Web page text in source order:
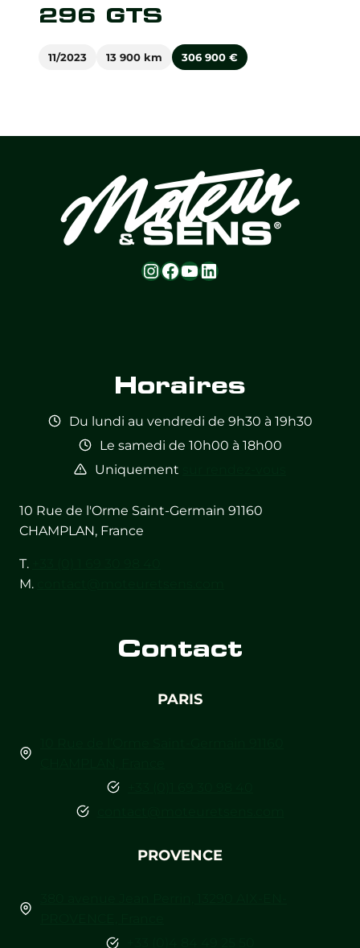
296 GTS
11/2023 13 900 km 306 900 €
Instagram
Facebook
YouTube
LinkedIn
Horaires
Du lundi au vendredi de 9h30 à 19h30
Le samedi de 10h00 à 18h00
Uniquement
10 Rue de l'Orme Saint-Germain 91160
CHAMPLAN, France
T.
M.
Contact
PARIS
PROVENCE